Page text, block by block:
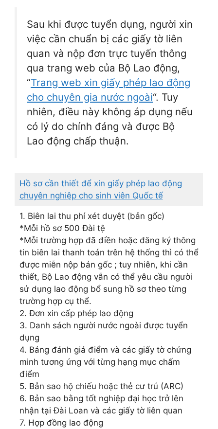
Sau khi được tuyển dụng, người xin
việc cần chuẩn bị các giấy tờ liên
quan và nộp đơn trực tuyến thông
qua trang web của Bộ Lao động,
“Trang web xin giấy phép lao động
cho chuyên gia nước ngoài“. Tuy
nhiên, điều này không áp dụng nếu
có lý do chính đáng và được Bộ
Lao động chấp thuận.
Hồ sơ cần thiết để xin giấy phép lao động
chuyên nghiệp cho sinh viên Quốc tế
1. Biên lai thu phí xét duyệt (bản gốc)
*Mỗi hồ sơ 500 Đài tệ
*Mỗi trường hợp đã điền hoặc đăng ký thông
tin biên lai thanh toán trên hệ thống thì có thể
được miễn nộp bản gốc ; tuy nhiên, khi cần
thiết, Bộ Lao động vẫn có thể yêu cầu người
sử dụng lao động bổ sung hồ sơ theo từng
trường hợp cụ thể.
2. Đơn xin cấp phép lao động
3. Danh sách người nước ngoài được tuyển
dụng
4. Bảng đánh giá điểm và các giấy tờ chứng
minh tương ứng với từng hạng mục chấm
điểm
5. Bản sao hộ chiếu hoặc thẻ cư trú (ARC)
6. Bản sao bằng tốt nghiệp đại học trở lên
nhận tại Đài Loan và các giấy tờ liên quan
7. Hợp đồng lao động